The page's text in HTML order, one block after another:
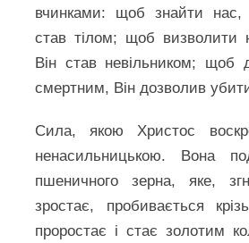
вчинками: щоб знайти нас,
став тілом; щоб визволити
Він став невільником; щоб
смертним, Він дозволив
Сила, якою Христос
ненасильницькою. Вона
пшеничного зерна, яке,
зростає, пробивається
проростає і стає золотим